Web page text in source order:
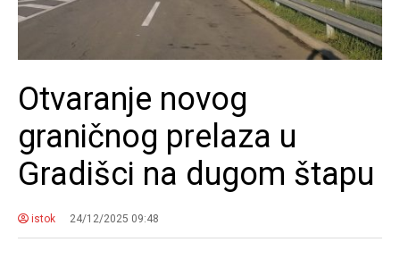
Otvaranje novog
graničnog prelaza u
Gradišci na dugom štapu
istok 24/12/2025 09:48